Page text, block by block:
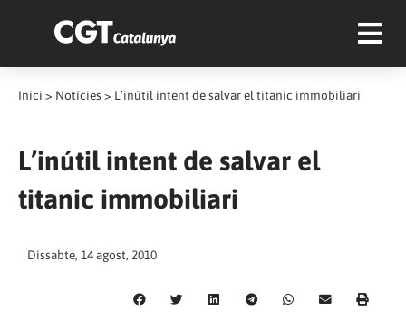
Inici > Notícies > L’inútil intent de salvar el titanic immobiliari
L’inútil intent de salvar el
titanic immobiliari
Dissabte, 14 agost, 2010